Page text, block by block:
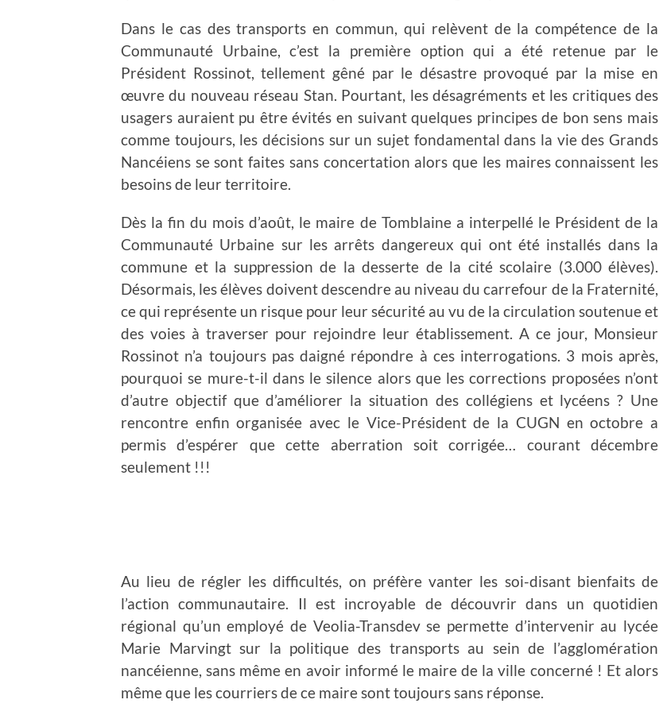
Dans le cas des transports en commun, qui relèvent de la compétence de la
Communauté Urbaine, c’est la première option qui a été retenue par le
Président Rossinot, tellement gêné par le désastre provoqué par la mise en
œuvre du nouveau réseau Stan. Pourtant, les désagréments et les critiques des
usagers auraient pu être évités en suivant quelques principes de bon sens mais
comme toujours, les décisions sur un sujet fondamental dans la vie des Grands
Nancéiens se sont faites sans concertation alors que les maires connaissent les
besoins de leur territoire.
Dès la fin du mois d’août, le maire de Tomblaine a interpellé le Président de la
Communauté Urbaine sur les arrêts dangereux qui ont été installés dans la
commune et la suppression de la desserte de la cité scolaire (3.000 élèves).
Désormais, les élèves doivent descendre au niveau du carrefour de la Fraternité,
ce qui représente un risque pour leur sécurité au vu de la circulation soutenue et
des voies à traverser pour rejoindre leur établissement. A ce jour, Monsieur
Rossinot n’a toujours pas daigné répondre à ces interrogations. 3 mois après,
pourquoi se mure-t-il dans le silence alors que les corrections proposées n’ont
d’autre objectif que d’améliorer la situation des collégiens et lycéens ? Une
rencontre enfin organisée avec le Vice-Président de la CUGN en octobre a
permis d’espérer que cette aberration soit corrigée… courant décembre
seulement !!!
Au lieu de régler les difficultés, on préfère vanter les soi-disant bienfaits de
l’action communautaire. Il est incroyable de découvrir dans un quotidien
régional qu’un employé de Veolia-Transdev se permette d’intervenir au lycée
Marie Marvingt sur la politique des transports au sein de l’agglomération
nancéienne, sans même en avoir informé le maire de la ville concerné ! Et alors
même que les courriers de ce maire sont toujours sans réponse.